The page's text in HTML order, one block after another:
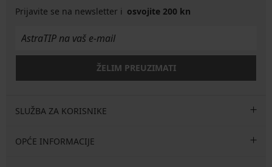
Prijavite se na newsletter i osvojite 200 kn
ŽELIM PREUZIMATI
SLUŽBA ZA KORISNIKE
OPĆE INFORMACIJE